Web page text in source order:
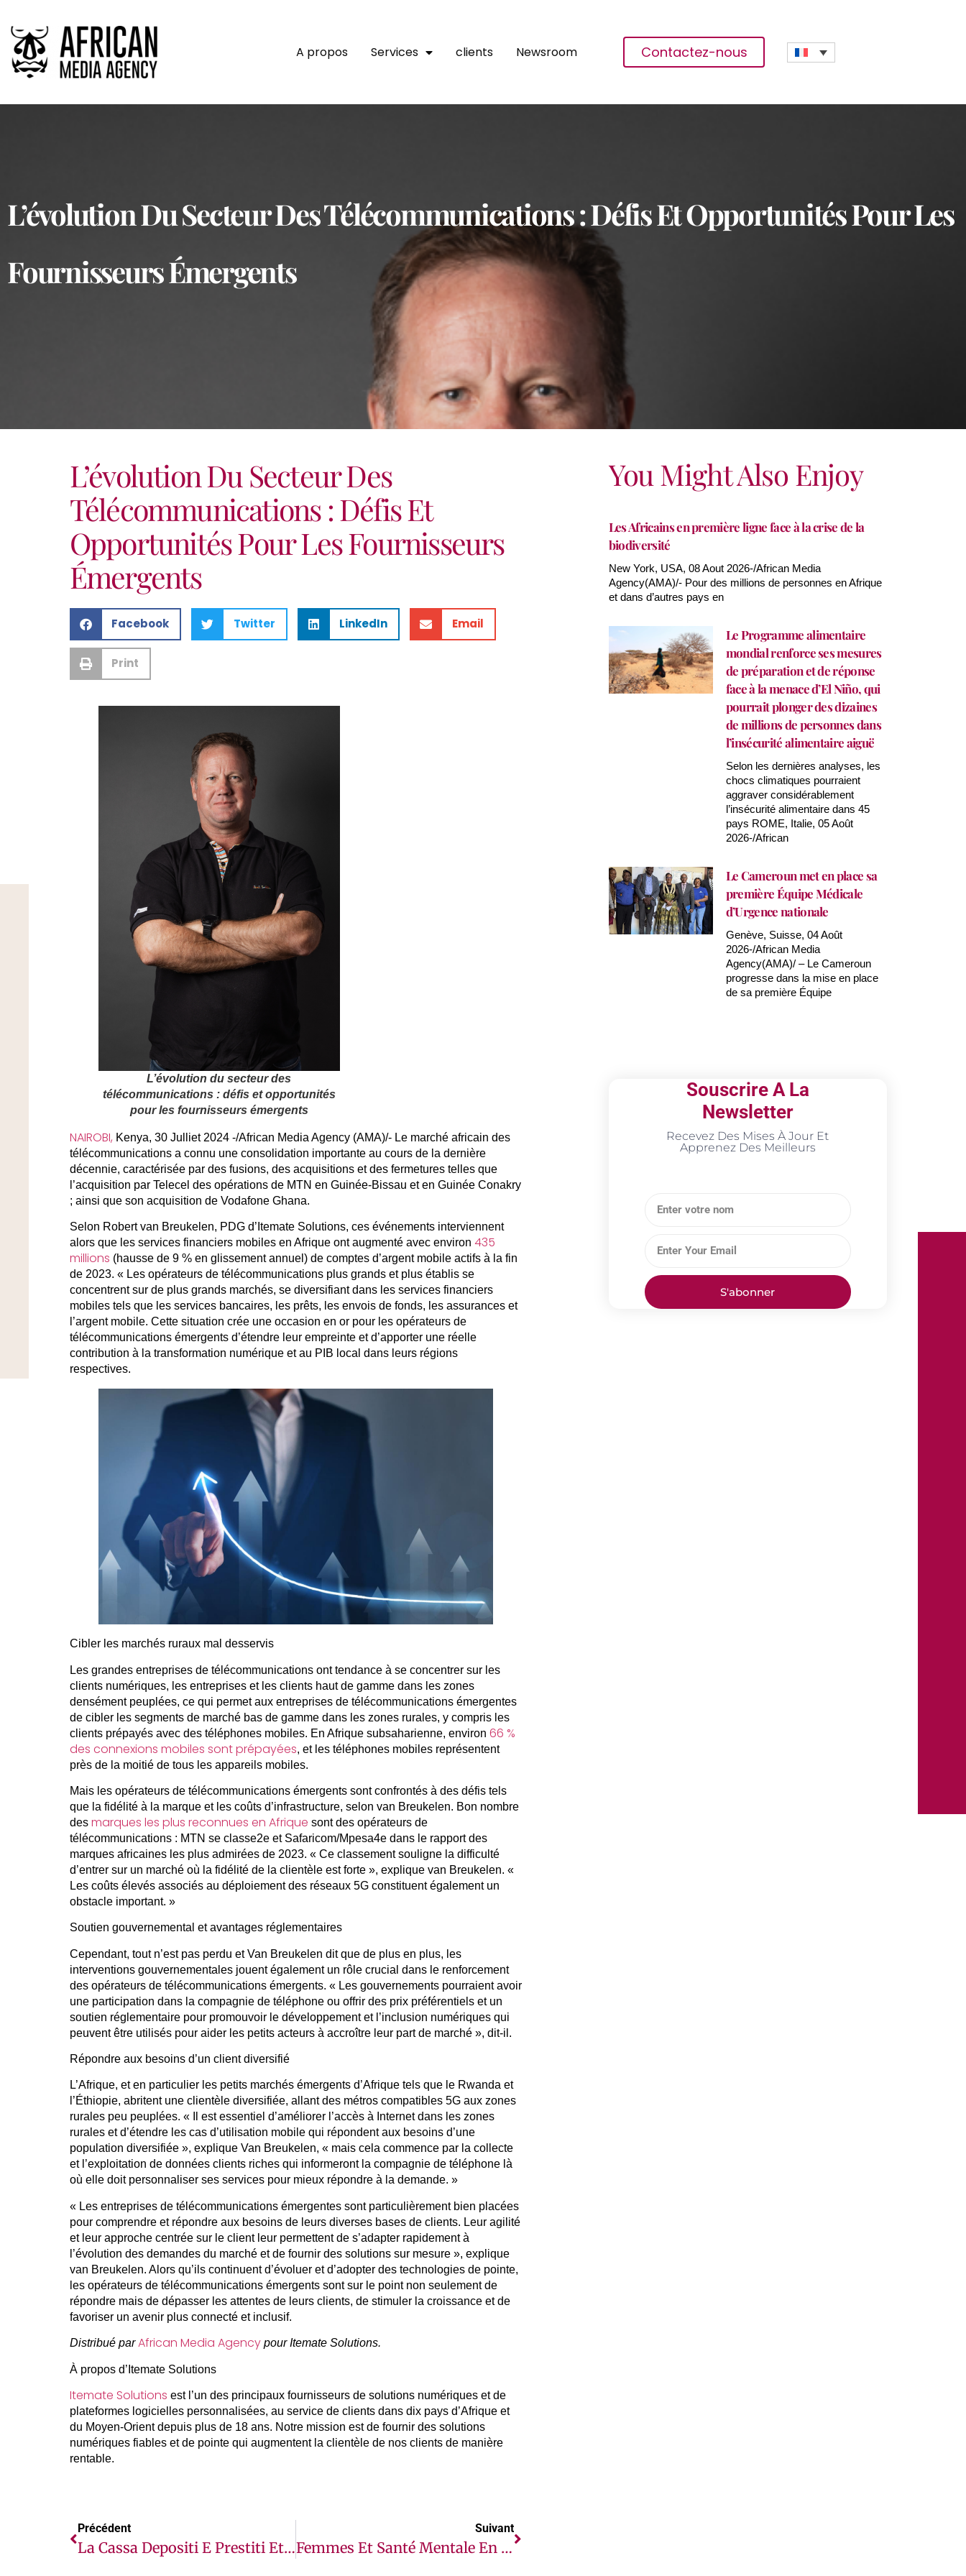
A propos Services clients Newsroom Contactez-nous
L’évolution Du Secteur Des Télécommunications : Défis Et Opportunités Pour Les
Fournisseurs Émergents
L’évolution Du Secteur Des
Télécommunications : Défis Et
Opportunités Pour Les Fournisseurs
Émergents
Facebook Twitter LinkedIn Email
Print
L’évolution du secteur des
télécommunications : défis et opportunités
pour les fournisseurs émergents
NAIROBI, Kenya, 30 Julliet 2024 -/African Media Agency (AMA)/- Le marché africain des
télécommunications a connu une consolidation importante au cours de la dernière
décennie, caractérisée par des fusions, des acquisitions et des fermetures telles que
l’acquisition par Telecel des opérations de MTN en Guinée-Bissau et en Guinée Conakry
; ainsi que son acquisition de Vodafone Ghana.
Selon Robert van Breukelen, PDG d’Itemate Solutions, ces événements interviennent
alors que les services financiers mobiles en Afrique ont augmenté avec environ 435
millions (hausse de 9 % en glissement annuel) de comptes d’argent mobile actifs à la fin
de 2023. « Les opérateurs de télécommunications plus grands et plus établis se
concentrent sur de plus grands marchés, se diversifiant dans les services financiers
mobiles tels que les services bancaires, les prêts, les envois de fonds, les assurances et
l’argent mobile. Cette situation crée une occasion en or pour les opérateurs de
télécommunications émergents d’étendre leur empreinte et d’apporter une réelle
contribution à la transformation numérique et au PIB local dans leurs régions
respectives.
Cibler les marchés ruraux mal desservis
Les grandes entreprises de télécommunications ont tendance à se concentrer sur les
clients numériques, les entreprises et les clients haut de gamme dans les zones
densément peuplées, ce qui permet aux entreprises de télécommunications émergentes
de cibler les segments de marché bas de gamme dans les zones rurales, y compris les
clients prépayés avec des téléphones mobiles. En Afrique subsaharienne, environ 66 %
des connexions mobiles sont prépayées, et les téléphones mobiles représentent
près de la moitié de tous les appareils mobiles.
Mais les opérateurs de télécommunications émergents sont confrontés à des défis tels
que la fidélité à la marque et les coûts d’infrastructure, selon van Breukelen. Bon nombre
des marques les plus reconnues en Afrique sont des opérateurs de
télécommunications : MTN se classe2e et Safaricom/Mpesa4e dans le rapport des
marques africaines les plus admirées de 2023. « Ce classement souligne la difficulté
d’entrer sur un marché où la fidélité de la clientèle est forte », explique van Breukelen. «
Les coûts élevés associés au déploiement des réseaux 5G constituent également un
obstacle important. »
Soutien gouvernemental et avantages réglementaires
Cependant, tout n’est pas perdu et Van Breukelen dit que de plus en plus, les
interventions gouvernementales jouent également un rôle crucial dans le renforcement
des opérateurs de télécommunications émergents. « Les gouvernements pourraient avoir
une participation dans la compagnie de téléphone ou offrir des prix préférentiels et un
soutien réglementaire pour promouvoir le développement et l’inclusion numériques qui
peuvent être utilisés pour aider les petits acteurs à accroître leur part de marché », dit-il.
Répondre aux besoins d’un client diversifié
L’Afrique, et en particulier les petits marchés émergents d’Afrique tels que le Rwanda et
l’Éthiopie, abritent une clientèle diversifiée, allant des métros compatibles 5G aux zones
rurales peu peuplées. « Il est essentiel d’améliorer l’accès à Internet dans les zones
rurales et d’étendre les cas d’utilisation mobile qui répondent aux besoins d’une
population diversifiée », explique Van Breukelen, « mais cela commence par la collecte
et l’exploitation de données clients riches qui informeront la compagnie de téléphone là
où elle doit personnaliser ses services pour mieux répondre à la demande. »
« Les entreprises de télécommunications émergentes sont particulièrement bien placées
pour comprendre et répondre aux besoins de leurs diverses bases de clients. Leur agilité
et leur approche centrée sur le client leur permettent de s’adapter rapidement à
l’évolution des demandes du marché et de fournir des solutions sur mesure », explique
van Breukelen. Alors qu’ils continuent d’évoluer et d’adopter des technologies de pointe,
les opérateurs de télécommunications émergents sont sur le point non seulement de
répondre mais de dépasser les attentes de leurs clients, de stimuler la croissance et de
favoriser un avenir plus connecté et inclusif.
Distribué parAfrican Media Agencypour Itemate Solutions.
À propos d’Itemate Solutions
Itemate Solutions est l’un des principaux fournisseurs de solutions numériques et de
plateformes logicielles personnalisées, au service de clients dans dix pays d’Afrique et
du Moyen-Orient depuis plus de 18 ans. Notre mission est de fournir des solutions
numériques fiables et de pointe qui augmentent la clientèle de nos clients de manière
rentable.
Précédent
La Cassa Depositi E Prestiti Et La Banque Africaine De Développement Vont Investir 400 Millions D’euros Dans La Croissance Du Secteur Privé En Afrique
Suivant
Femmes Et Santé Mentale En Afrique : La Bluemind Foundation Dévoile Le Premier Rapport D’impact De Son Programme Multiprimé Heal By Hair
You Might Also Enjoy
Les Africains en première ligne face à la crise de la
biodiversité
New York, USA, 08 Aout 2026-/African Media
Agency(AMA)/- Pour des millions de personnes en Afrique
et dans d’autres pays en
Le Programme alimentaire
mondial renforce ses mesures
de préparation et de réponse
face à la menace d’El Niño, qui
pourrait plonger des dizaines
de millions de personnes dans
l’insécurité alimentaire aiguë
Selon les dernières analyses, les
chocs climatiques pourraient
aggraver considérablement
l’insécurité alimentaire dans 45
pays ROME, Italie, 05 Août
2026-/African
Le Cameroun met en place sa
première Équipe Médicale
d’Urgence nationale
Genève, Suisse, 04 Août
2026-/African Media
Agency(AMA)/ – Le Cameroun
progresse dans la mise en place
de sa première Équipe
Souscrire A La
Newsletter
Recevez Des Mises À Jour Et
Apprenez Des Meilleurs
S'abonner